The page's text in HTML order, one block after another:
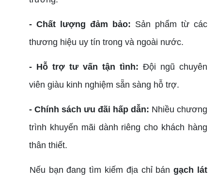
- Chất lượng đảm bảo: Sản phẩm từ các
thương hiệu uy tín trong và ngoài nước.
- Hỗ trợ tư vấn tận tình: Đội ngũ chuyên
viên giàu kinh nghiệm sẵn sàng hỗ trợ.
- Chính sách ưu đãi hấp dẫn: Nhiều chương
trình khuyến mãi dành riêng cho khách hàng
thân thiết.
Nếu bạn đang tìm kiếm địa chỉ bángạch lát